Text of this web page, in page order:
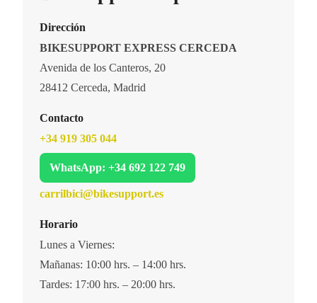
Dirección
BIKESUPPORT EXPRESS CERCEDA
Avenida de los Canteros, 20
28412 Cerceda, Madrid
Contacto
+34 919 305 044
WhatsApp: +34 692 122 749
carrilbici@bikesupport.es
Horario
Lunes a Viernes:
Mañanas: 10:00 hrs. – 14:00 hrs.
Tardes: 17:00 hrs. – 20:00 hrs.